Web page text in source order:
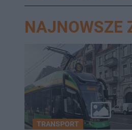
NAJNOWSZE
TRANSPORT